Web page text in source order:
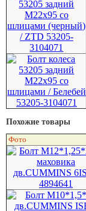
Похожие товары
Фото